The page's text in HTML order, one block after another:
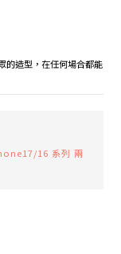
的造型，在任何場合都能
16 系列 兩